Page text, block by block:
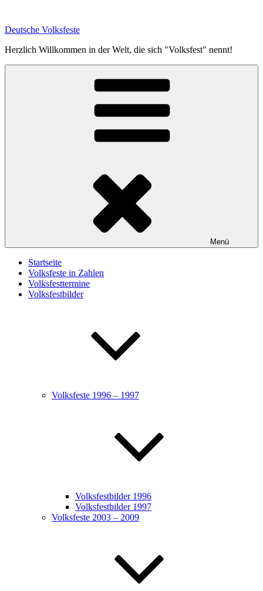
springen
Deutsche Volksfeste
Herzlich Willkommen in der Welt, die sich "Volksfest" nennt!
Menü
Startseite
Volksfeste in Zahlen
Volksfesttermine
Volksfestbilder
Volksfeste 1996 – 1997
Volksfestbilder 1996
Volksfestbilder 1997
Volksfeste 2003 – 2009